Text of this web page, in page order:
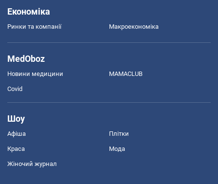
Економіка
Ринки та компанії Макроекономіка
MedOboz
Новини медицини MAMACLUB
Covid
Шоу
Афіша Плітки
Краса Мода
Жіночий журнал